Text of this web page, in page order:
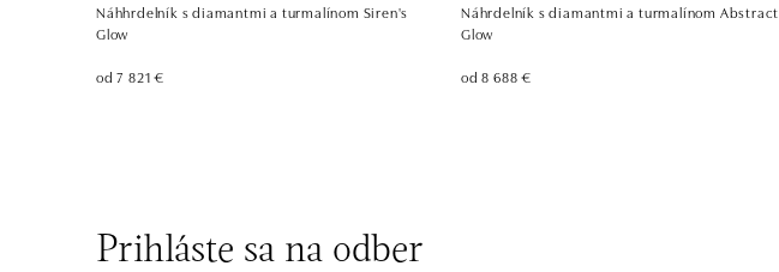
Náhhrdelník s diamantmi a turmalínom Siren's
Glow
od 7 821 €
Náhrdelník s diamantmi a turmalínom Abstract
Glow
od 8 688 €
Prihláste sa na odber